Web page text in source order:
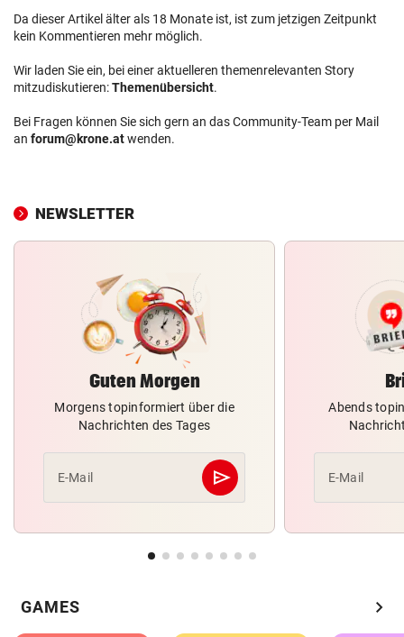
Da dieser Artikel älter als 18 Monate ist, ist zum jetzigen Zeitpunkt
kein Kommentieren mehr möglich.
Wir laden Sie ein, bei einer aktuelleren themenrelevanten Story
mitzudiskutieren:Themenübersicht.
Bei Fragen können Sie sich gern an das Community-Team per Mail
an forum@krone.atwenden.
NEWSLETTER
Guten Morgen
Morgens topinformiert über die
Nachrichten des Tages
E-Mail send
Abschicken
Abends
E-Mail
GAMES chevron_right